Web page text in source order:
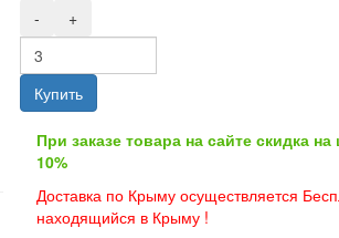
-
+
Купить
При заказе товара на сайте скидка
10%
Доставка по Крыму осуществляется
находящийся в Крыму !